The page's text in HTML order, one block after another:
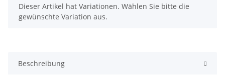
x
Dieser Artikel hat Variationen. Wählen Sie bitte die
gewünschte Variation aus.
Beschreibung